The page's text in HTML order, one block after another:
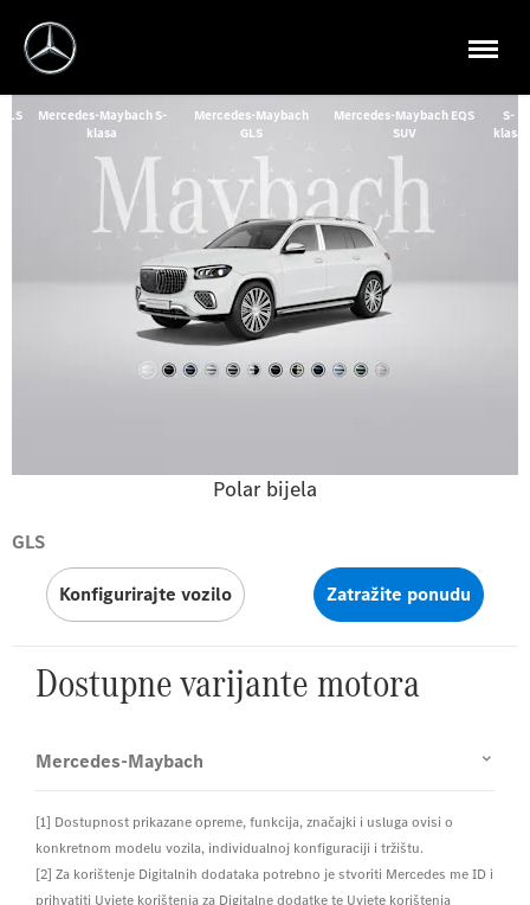
Polar bijela
GLS
Mercedes-Maybach S-
klasa
Mercedes-Maybach
GLS
Mercedes-Maybach EQS
SUV
S-
klasa
GLS
Konfigurirajte vozilo Zatražite ponudu
Dostupne varijante motora
Mercedes-Maybach
[1] Dostupnost prikazane opreme, funkcija, značajki i usluga ovisi o
konkretnom modelu vozila, individualnoj konfiguraciji i tržištu.
[2] Za korištenje Digitalnih dodataka potrebno je stvoriti Mercedes me ID i
prihvatiti Uvjete korištenja za Digitalne dodatke te Uvjete korištenja